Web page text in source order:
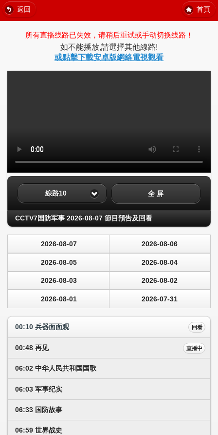
返回 首頁
所有直播线路已失效，请稍后重试或手动切换线路！
如不能播放,請選擇其他線路!
或點擊下載安卓版網絡電視觀看
線路10 全 屏
CCTV7国防军事 2026-08-07 節目預告及回看
2026-08-07 2026-08-06
2026-08-05 2026-08-04
2026-08-03 2026-08-02
2026-08-01 2026-07-31
00:10 兵器面面观 回看
00:48 再见 直播中
06:02 中华人民共和国国歌
06:03 军事纪实
06:33 国防故事
06:59 世界战史